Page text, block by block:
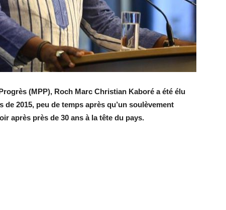
(MPP), Roch Marc Christian Kaboré a été élu
2015, peu de temps après qu’un soulèvement
après près de 30 ans à la tête du pays.